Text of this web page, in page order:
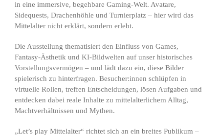
in eine immersive, begehbare Gaming-Welt. Avatare,
Sidequests, Drachenhöhle und Turnierplatz – hier wird das
Mittelalter nicht erklärt, sondern erlebt.
Die Ausstellung thematisiert den Einfluss von Games,
Fantasy-Ästhetik und KI-Bildwelten auf unser historisches
Vorstellungsvermögen – und lädt dazu ein, diese Bilder
spielerisch zu hinterfragen. Besucher:innen schlüpfen in
virtuelle Rollen, treffen Entscheidungen, lösen Aufgaben und
entdecken dabei reale Inhalte zu mittelalterlichem Alltag,
Machtverhältnissen und Mythen.
„Let’s play Mittelalter“ richtet sich an ein breites Publikum –